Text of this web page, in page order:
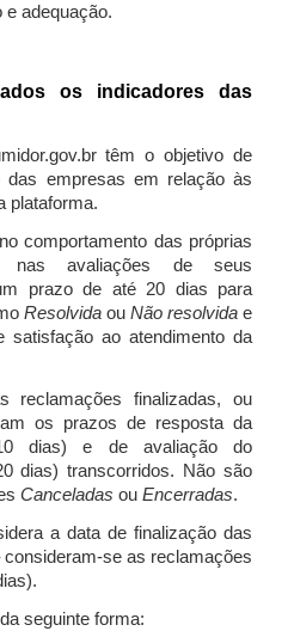
e adequação.
os indicadores das
têm o objetivo de
das empresas em relação às
plataforma.
comportamento das próprias
nas avaliações de seus
prazo de até 20 dias para
Resolvida ou Não resolvida e
satisfação ao atendimento da
reclamações finalizadas, ou
os prazos de resposta da
dias) e de avaliação do
dias) transcorridos. Não são
Canceladas ou Encerradas.
a data de finalização das
se as reclamações
seguinte forma: